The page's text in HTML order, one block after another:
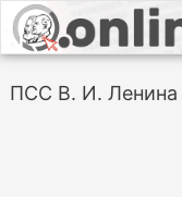
ПСС В. И. Ленина